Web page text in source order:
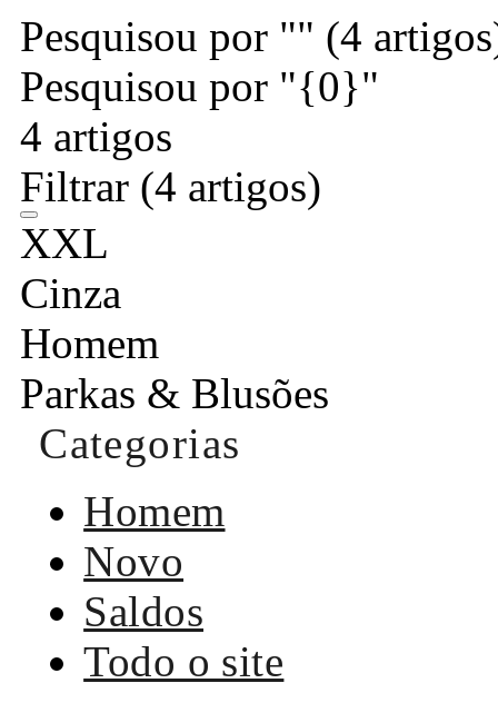
Pesquisou por "" (4
Pesquisou por "{0}"
4 artigos
Filtrar (4 artigos)
XXL
Cinza
Homem
Parkas & Blusões
Categorias
Homem
Novo
Saldos
Todo o site